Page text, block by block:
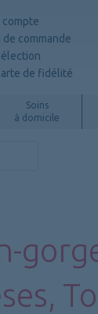
compte
de commande
de fidélité
Soins
à domicile